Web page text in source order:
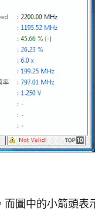
圖中的小箭頭表